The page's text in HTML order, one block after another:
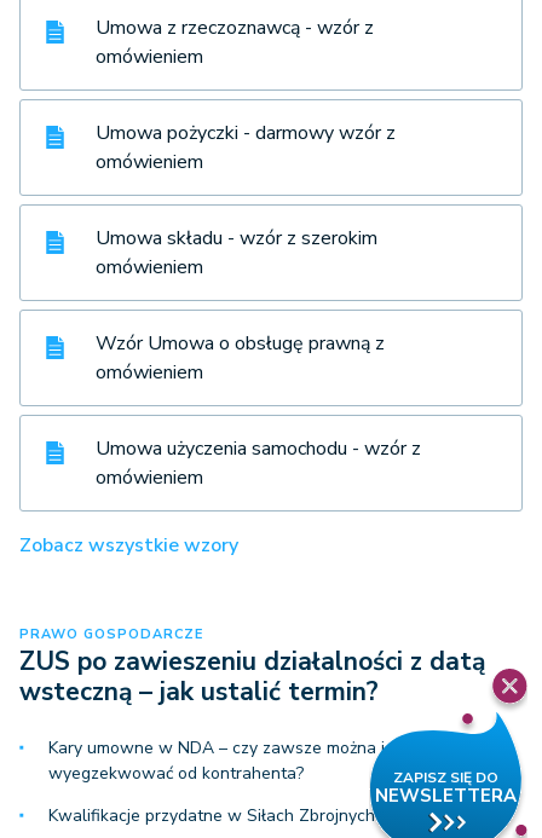
Umowa z rzeczoznawcą - wzór z
omówieniem
Umowa pożyczki - darmowy wzór z
omówieniem
Umowa składu - wzór z szerokim
omówieniem
Wzór Umowa o obsługę prawną z
omówieniem
Umowa użyczenia samochodu - wzór z
omówieniem
Zobacz wszystkie wzory
PRAWO GOSPODARCZE
ZUS po zawieszeniu działalności z datą
wsteczną – jak ustalić termin?
Kary umowne w NDA – czy zawsze można je
wyegzekwować od kontrahenta?
Kwalifikacje przydatne w Siłach Zbrojnych – jak je uzyskać?